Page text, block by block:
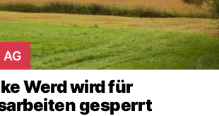
Werd wird für
gesperrt